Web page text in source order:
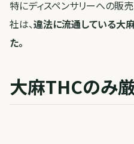
特にディスペンサリーへの販
社は、違法に流通している大
た。
大麻THCのみ